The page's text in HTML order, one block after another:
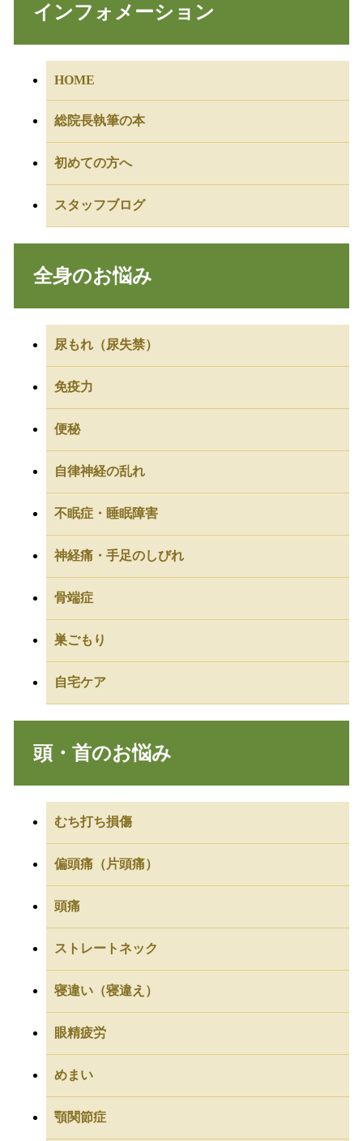
インフォメーション
HOME
総院長執筆の本
初めての方へ
スタッフブログ
全身のお悩み
尿もれ（尿失禁）
免疫力
便秘
自律神経の乱れ
不眠症・睡眠障害
神経痛・手足のしびれ
骨端症
巣ごもり
自宅ケア
頭・首のお悩み
むち打ち損傷
偏頭痛（片頭痛）
頭痛
ストレートネック
寝違い（寝違え）
眼精疲労
めまい
顎関節症